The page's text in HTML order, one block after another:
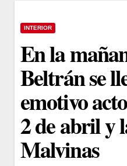
INTERIOR
En la
Beltrán se
emotivo
2 de abril y
Malvinas